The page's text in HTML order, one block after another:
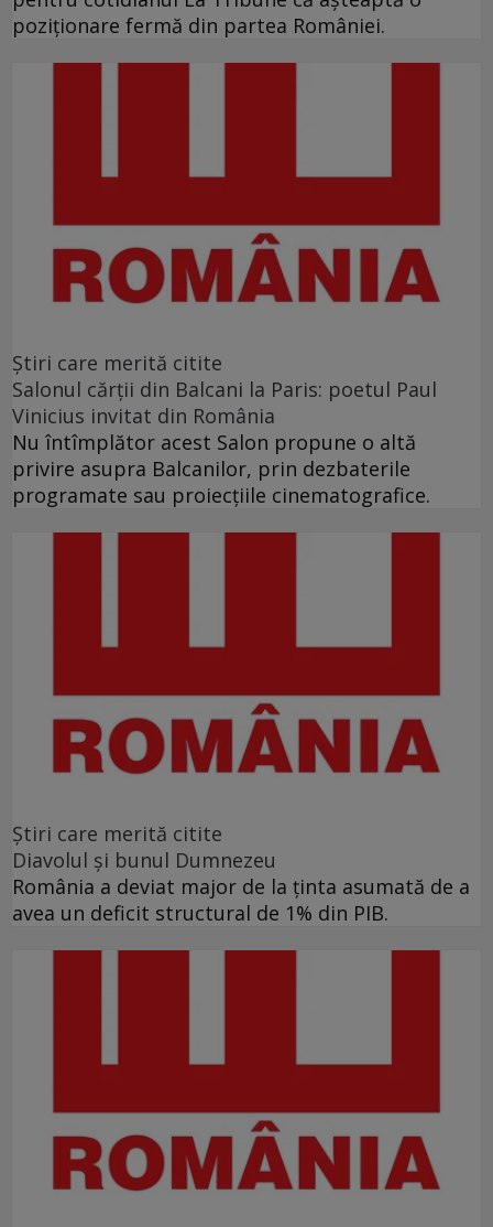
poziţionare fermă din partea României.
Ştiri care merită citite
Salonul cărţii din Balcani la Paris: poetul Paul
Vinicius invitat din România
Nu întîmplător acest Salon propune o altă
privire asupra Balcanilor, prin dezbaterile
programate sau proiecţiile cinematografice.
Ştiri care merită citite
Diavolul și bunul Dumnezeu
România a deviat major de la ținta asumată de a
avea un deficit structural de 1% din PIB.